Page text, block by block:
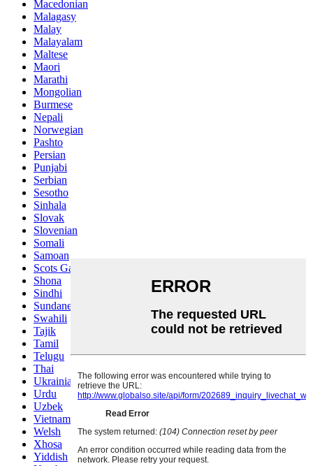
Macedonian
Malagasy
Malay
Malayalam
Maltese
Maori
Marathi
Mongolian
Burmese
Nepali
Norwegian
Pashto
Persian
Punjabi
Serbian
Sesotho
Sinhala
Slovak
Slovenian
Somali
Samoan
Scots Gaelic
Shona
Sindhi
Sundanese
Swahili
Tajik
Tamil
Telugu
Thai
Ukrainian
Urdu
Uzbek
Vietnamese
Welsh
Xhosa
Yiddish